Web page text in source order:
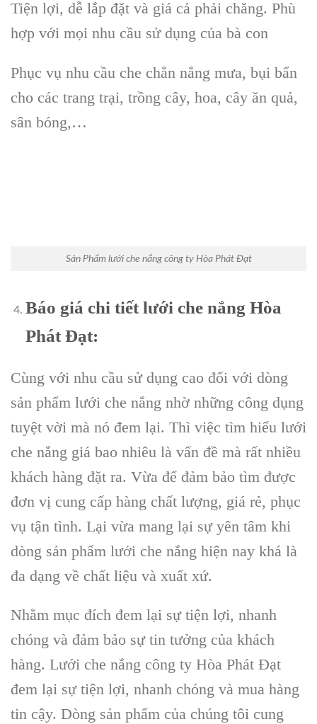
Tiện lợi, dễ lắp đặt và giá cả phải chăng. Phù
hợp với mọi nhu cầu sử dụng của bà con
Phục vụ nhu cầu che chắn nắng mưa, bụi bẩn
cho các trang trại, trồng cây, hoa, cây ăn quả,
sân bóng,…
Sản Phẩm lưới che nắng công ty Hòa Phát Đạt
Báo giá chi tiết lưới che nắng Hòa
Phát Đạt:
Cùng với nhu cầu sử dụng cao đối với dòng
sản phẩm lưới che nắng nhờ những công dụng
tuyệt vời mà nó đem lại. Thì việc tìm hiểu lưới
che nắng giá bao nhiêu là vấn đề mà rất nhiều
khách hàng đặt ra. Vừa để đảm bảo tìm được
đơn vị cung cấp hàng chất lượng, giá rẻ, phục
vụ tận tình. Lại vừa mang lại sự yên tâm khi
dòng sản phẩm lưới che nắng hiện nay khá là
đa dạng về chất liệu và xuất xứ.
Nhằm mục đích đem lại sự tiện lợi, nhanh
chóng và đảm bảo sự tin tưởng của khách
hàng. Lưới che nắng công ty Hòa Phát Đạt
đem lại sự tiện lợi, nhanh chóng và mua hàng
tin cậy. Dòng sản phẩm của chúng tôi cung